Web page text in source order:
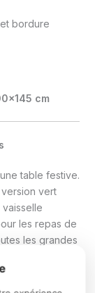
bordure
cm
table festive.
vert
les repas de
les grandes